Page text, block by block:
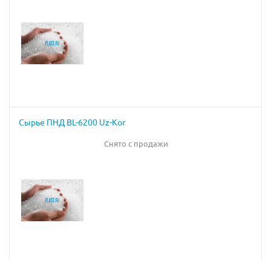
Сырье ПНД BL-6200 Uz-Kor
Снято с продажи